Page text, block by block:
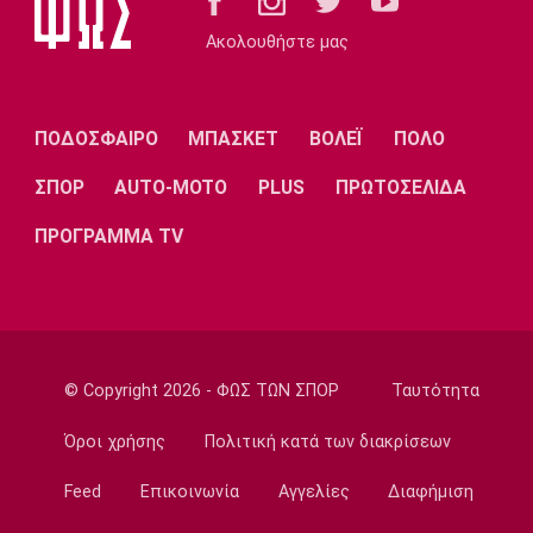
19:30
Μπάσκετ Ελλάδα
19:15
είσοδος στα play-offs»
Super League 1
Παναθηναϊκός: Επαγγελματικά συμβόλαια σε
18:45
Ακολουθήστε μας
ΠΟΔΟΣΦΑΙΡΟ ΜΠΑΣΚΕΤ ΒΟΛΕΪ ΠΟΛΟ
ΣΠΟΡ AUTO-MOTO PLUS ΠΡΩΤΟΣΕΛΙΔΑ
ΠΡΟΓΡΑΜΜΑ TV
© Copyright 2026 - ΦΩΣ ΤΩΝ ΣΠΟΡ Ταυτότητα
Όροι χρήσης Πολιτική κατά των διακρίσεων
Feed Επικοινωνία Αγγελίες Διαφήμιση